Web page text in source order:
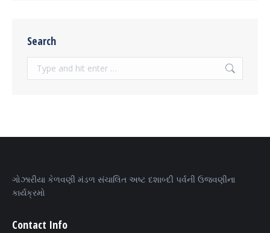
Search
Search:
ગોઝારીયા કેળવણી મંડળ સંચાલિત અષ્ટ દશાબ્દી પર્વની ઉજવણીના
કાર્યક્રમો
Contact Info